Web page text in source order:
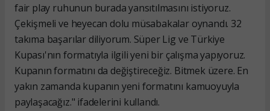
fair play ruhunun burada yansıtılmasını istiyoruz.
Çekişmeli ve heyecan dolu müsabakalar oynandı. 32
takıma başarılar diliyorum. Süper Lig ve Türkiye
Kupası'nın formatıyla ilgili yeni bir çalışma yapıyoruz.
Kupanın formatını da değiştireceğiz. Bitmek üzere. En
yakın zamanda kupanın yeni formatını kamuoyuyla
paylaşacağız." ifadelerini kullandı.